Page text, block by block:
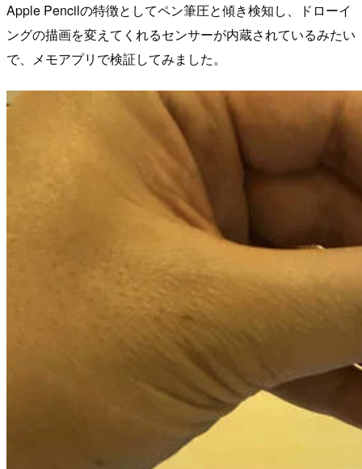
Apple Pencilの特徴としてペン筆圧と傾き検知し、ドローイ
ングの描画を変えてくれるセンサーが内蔵されているみたい
で、メモアプリで検証してみました。